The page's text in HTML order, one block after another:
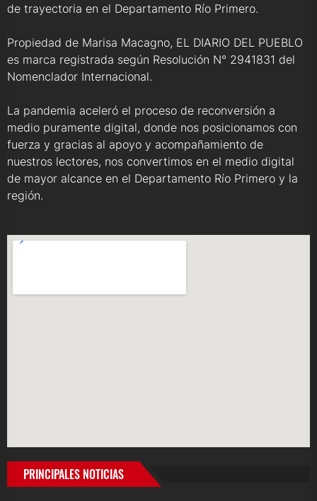
de trayectoria en el Departamento Río Primero.
Propiedad de Marisa Macagno, EL DIARIO DEL PUEBLO
es marca registrada según Resolución N° 2941831 del
Nomenclador Internacional.
La pandemia aceleró el proceso de reconversión a
medio puramente digital, donde nos posicionamos con
fuerza y gracias al apoyo y acompañamiento de
nuestros lectores, nos convertimos en el medio digital
de mayor alcance en el Departamento Río Primero y la
región.
PRINCIPALES NOTICIAS